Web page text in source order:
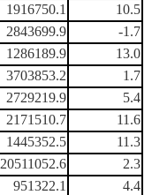
1916750.1
10.5
2843699.9
-1.7
1286189.9
13.0
3703853.2
1.7
2729219.9
5.4
2171510.7
11.6
1445352.5
11.3
20511052.6
2.3
951322.1
4.4